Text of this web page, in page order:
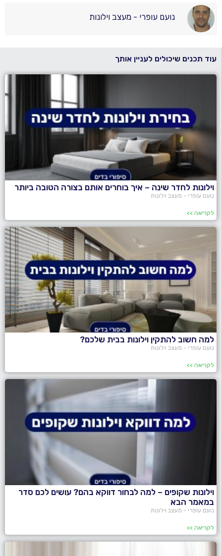
נועם עופרי - מעצב וילונות
עוד תכנים שיכולים לעניין אותך
וילונות לחדר שינה – איך בוחרים אותם בצורה הטובה ביותר
נועם עופרי - מעצב וילונות
לקריאה >>
למה חשוב להתקין וילונות בבית שלכם?
נועם עופרי - מעצב וילונות
לקריאה >>
וילונות שקופים – למה לבחור דווקא בהם? עושים לכם סדר
במאמר הבא
נועם עופרי - מעצב וילונות
לקריאה >>